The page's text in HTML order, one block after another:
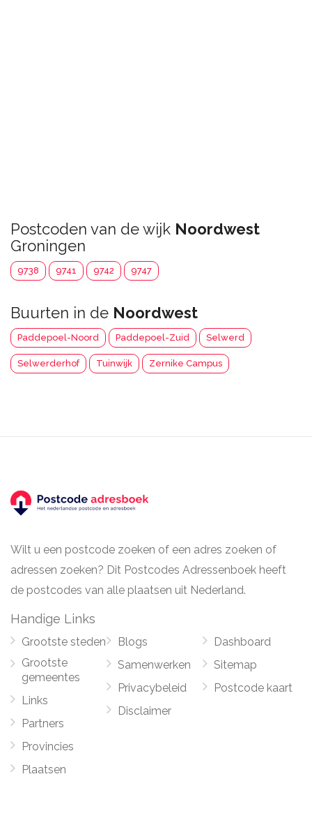
Postcoden van de wijk Noordwest
Groningen
9738 9741 9742 9747
Buurten in de Noordwest
Paddepoel-Noord Paddepoel-Zuid Selwerd
Selwerderhof Tuinwijk Zernike Campus
Wilt u een postcode zoeken of een adres zoeken of
adressen zoeken? Dit Postcodes Adressenboek heeft
de postcodes van alle plaatsen uit Nederland.
Handige Links
Grootste steden
Grootste
gemeentes
Links
Partners
Provincies
Plaatsen
Blogs
Samenwerken
Privacybeleid
Disclaimer
Dashboard
Sitemap
Postcode kaart